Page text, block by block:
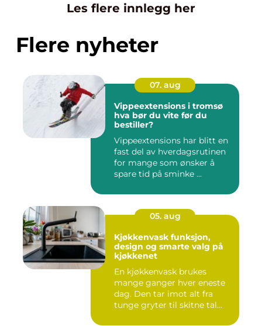
Les flere innlegg her
Flere nyheter
07. aug
Vippeextensions i tromsø
hva bør du vite før du
bestiller?
Vippeextensions har blitt en
fast del av hverdagsrutinen
for mange som ønsker å
spare tid på sminke ...
05. aug
Kjøkkenvask funksjon,
design og smarte valg på
kjøkkenet
En kjøkkenvask brukes
mange ganger hver eneste
dag. Den tar imot alt fra
tunge gryter til skitne tal...